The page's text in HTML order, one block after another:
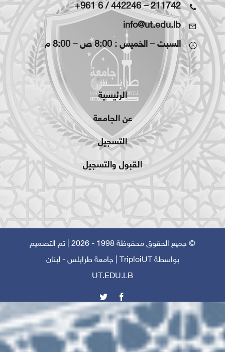
+961 6 / 442246–211742
info@ut.edu.lb
السبت – الخميس : 8:00 ص – 8:00 م
الرئيسية
عن الجامعة
التسجيل
القبول والتسجيل
© جميع الحقوق محفوظة 1998 - 2026 | تم التصميم
بواسطةTriploiUT | جامعة طرابلس - لبنان
UT.EDU.LB